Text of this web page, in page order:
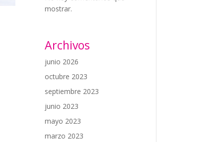
mostrar.
Archivos
junio 2026
octubre 2023
septiembre 2023
junio 2023
mayo 2023
marzo 2023